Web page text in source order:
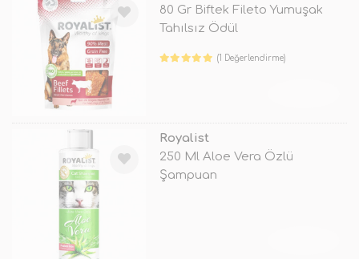
80 Gr Biftek Fileto Yumuşak
Tahılsız Ödül
(1 Değerlendirme)
Royalist
250 Ml Aloe Vera Özlü
Şampuan